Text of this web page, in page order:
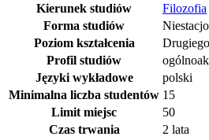
Kierunek studiów
Filozofia
Forma studiów
Poziom kształcenia
Profil studiów
Języki wykładowe
polski
Minimalna liczba studentów 15
Limit miejsc
50
Czas trwania
2 lata